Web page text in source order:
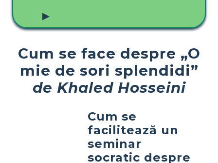
▶
Cum se face despre „O
mie de sori splendidi”
de Khaled Hosseini
Cum se
facilitează un
seminar
socratic despre